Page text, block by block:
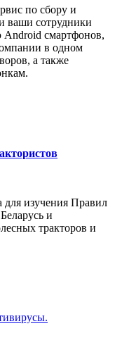
по сбору и
ваши сотрудники
смартфонов,
в одном
а также
для изучения Правил
и
тракторов и